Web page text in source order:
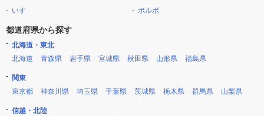
いすゞ
ボルボ
都道府県から探す
北海道・東北
北海道
青森県 岩手県 宮城県 秋田県 山形県 福島県
関東
東京都
神奈川県 埼玉県 千葉県 茨城県 栃木県 群馬県 山梨県
信越・北陸